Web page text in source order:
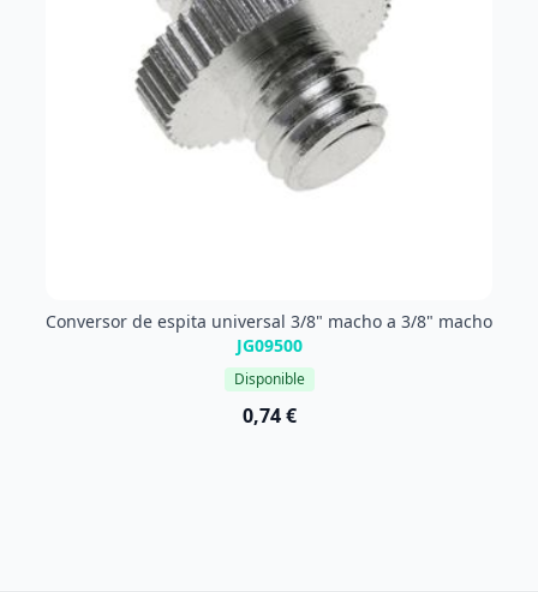
Conversor de espita universal 3/8" macho a 3/8" macho
JG09500
Disponible
0,74 €